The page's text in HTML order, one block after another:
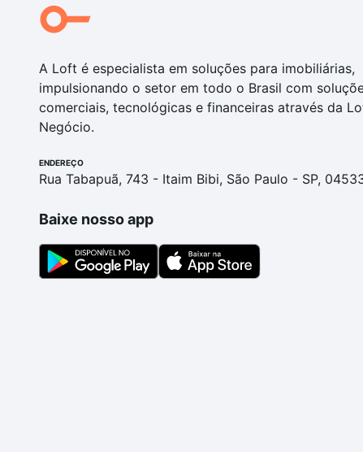
A Loft é especialista em soluções para imobiliárias,
impulsionando o setor em todo o Brasil com
comerciais, tecnológicas e financeiras através da
Negócio.
ENDEREÇO
Rua Tabapuã, 743 - Itaim Bibi, São Paulo - SP,
Baixe nosso app